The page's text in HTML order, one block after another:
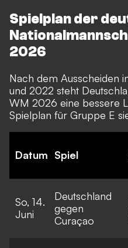
Spielplan der
2026
Nach dem Ausscheiden
und 2022 steht
WM 2026 eine bessere
Spielplan für Gruppe E
Datum Spiel
So, 14.
Juni
Deutschland
gegen
Curaçao